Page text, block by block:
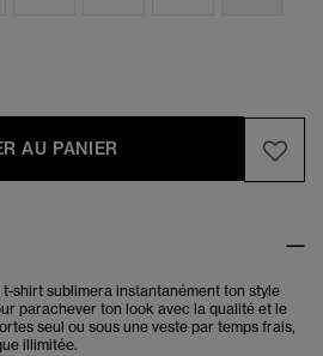
AU PANIER
shirt sublimera instantanément ton style
parachever ton look avec la qualité et le
seul ou sous une veste par temps frais,
illimitée.